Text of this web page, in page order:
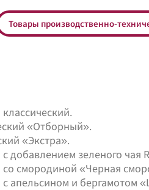
Товары производственно-
«Отборный».
«Экстра».
добавлением зеленого чая
смородиной «Черная
апельсином и бергамотом